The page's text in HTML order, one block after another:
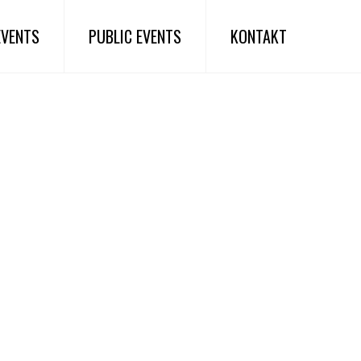
PUBLIC EVENTS KONTAKT